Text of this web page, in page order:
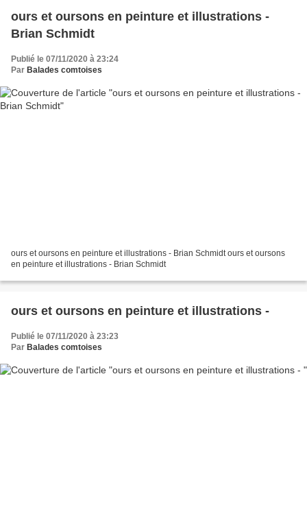
ours et oursons en peinture et illustrations -
Brian Schmidt
Publié le 07/11/2020 à 23:24
Par Balades comtoises
ours et oursons en peinture et illustrations - Brian Schmidt ours et oursons
en peinture et illustrations - Brian Schmidt
ours et oursons en peinture et illustrations -
Publié le 07/11/2020 à 23:23
Par Balades comtoises